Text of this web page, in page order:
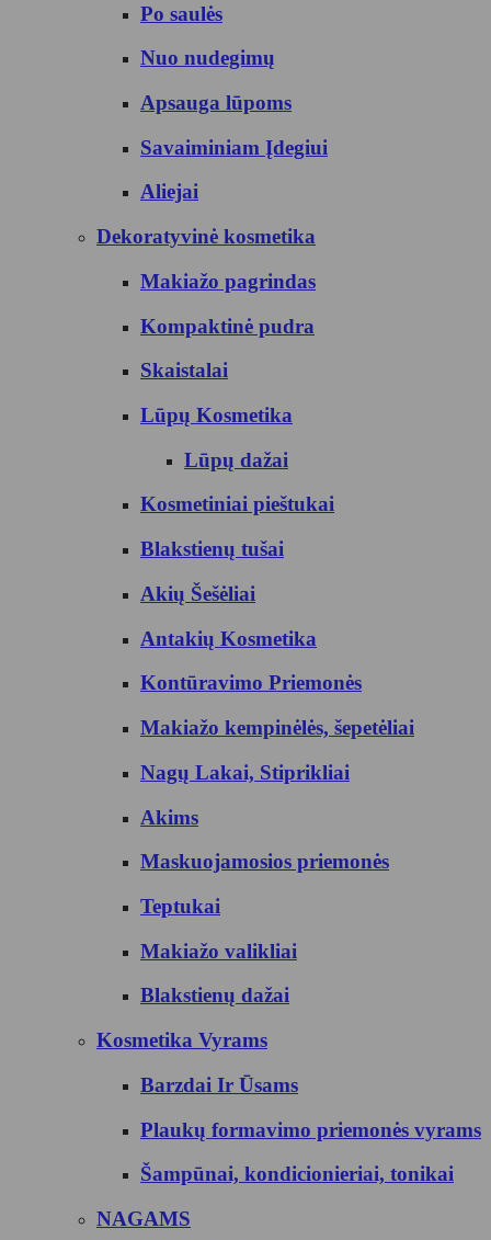
Po saulės
Nuo nudegimų
Apsauga lūpoms
Savaiminiam Įdegiui
Aliejai
Dekoratyvinė kosmetika
Makiažo pagrindas
Kompaktinė pudra
Skaistalai
Lūpų Kosmetika
Lūpų dažai
Kosmetiniai pieštukai
Blakstienų tušai
Akių Šešėliai
Antakių Kosmetika
Kontūravimo Priemonės
Makiažo kempinėlės, šepetėliai
Nagų Lakai, Stiprikliai
Akims
Maskuojamosios priemonės
Teptukai
Makiažo valikliai
Blakstienų dažai
Kosmetika Vyrams
Barzdai Ir Ūsams
Plaukų formavimo priemonės vyrams
Šampūnai, kondicionieriai, tonikai
NAGAMS